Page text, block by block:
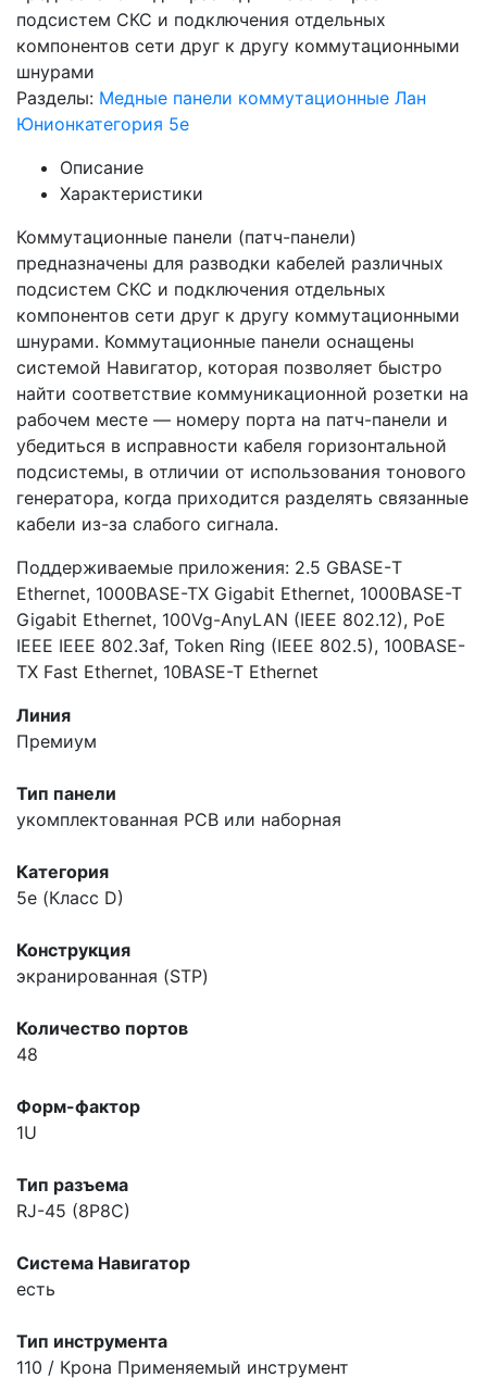
подсистем СКС и подключения отдельных
компонентов сети друг к другу коммутационными
шнурами
Разделы: Медные панели коммутационные Лан
Юнионкатегория 5e
Описание
Характеристики
Коммутационные панели (патч-панели)
предназначены для разводки кабелей различных
подсистем СКС и подключения отдельных
компонентов сети друг к другу коммутационными
шнурами. Коммутационные панели оснащены
системой Навигатор, которая позволяет быстро
найти соответствие коммуникационной розетки на
рабочем месте — номеру порта на патч-панели и
убедиться в исправности кабеля горизонтальной
подсистемы, в отличии от использования тонового
генератора, когда приходится разделять связанные
кабели из-за слабого сигнала.
Поддерживаемые приложения: 2.5 GBASE-Т
Ethernet, 1000BASE-TX Gigabit Ethernet, 1000BASE-T
Gigabit Ethernet, 100Vg-AnyLAN (IEEE 802.12), PoE
IEEE IEEE 802.3af, Token Ring (IEEE 802.5), 100BASE-
TX Fast Ethernet, 10BASE-T Ethernet
Линия
Премиум
Тип панели
укомплектованная PCB или наборная
Категория
5e (Класс D)
Конструкция
экранированная (STP)
Количество портов
48
Форм-фактор
1U
Тип разъема
RJ-45 (8P8C)
Система Навигатор
есть
Тип инструмента
110 / Крона Применяемый инструмент